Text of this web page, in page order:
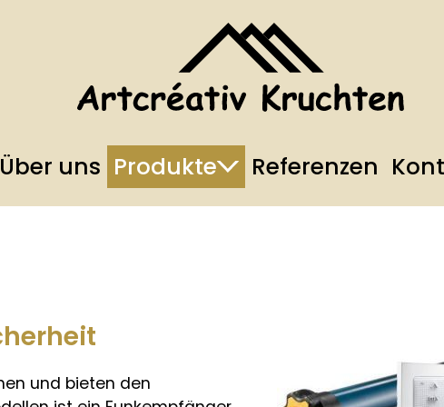
Über uns Produkte Referenzen
und bieten den